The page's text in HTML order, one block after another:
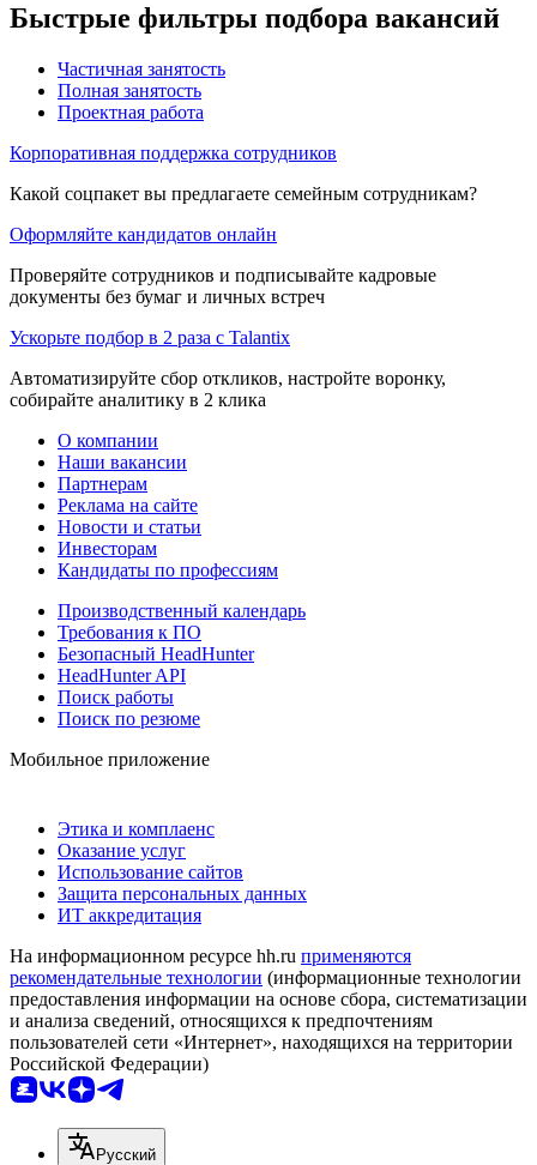
Быстрые фильтры подбора вакансий
Частичная занятость
Полная занятость
Проектная работа
Корпоративная поддержка сотрудников
Какой соцпакет вы предлагаете семейным сотрудникам?
Оформляйте кандидатов онлайн
Проверяйте сотрудников и подписывайте кадровые
документы без бумаг и личных встреч
Ускорьте подбор в 2 раза с Talantix
Автоматизируйте сбор откликов, настройте воронку,
собирайте аналитику в 2 клика
О компании
Наши вакансии
Партнерам
Реклама на сайте
Новости и статьи
Инвесторам
Кандидаты по профессиям
Производственный календарь
Требования к ПО
Безопасный HeadHunter
HeadHunter API
Поиск работы
Поиск по резюме
Мобильное приложение
Этика и комплаенс
Оказание услуг
Использование сайтов
Защита персональных данных
ИТ аккредитация
На информационном ресурсе hh.ru применяются
рекомендательные технологии (информационные технологии
предоставления информации на основе сбора, систематизации
и анализа сведений, относящихся к предпочтениям
пользователей сети «Интернет», находящихся на территории
Российской Федерации)
Русский